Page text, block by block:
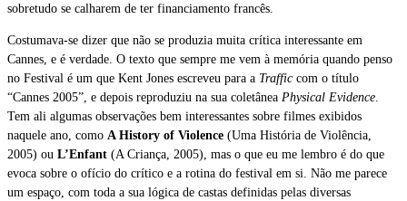
sobretudo se calharem de ter financiamento francês.
Costumava-se dizer que não se produzia muita crítica interessante em
Cannes, e é verdade. O texto que sempre me vem à memória quando penso
no Festival é um que Kent Jones escreveu para a Traffic com o título
“Cannes 2005”, e depois reproduziu na sua coletânea Physical Evidence
Tem ali algumas observações bem interessantes sobre filmes exibidos
naquele ano, como A History of Violence (Uma História de Violência,
2005) ou L’Enfant (A Criança, 2005), mas o que eu me lembro é do que
evoca sobre o ofício do crítico e a rotina do festival em si. Não me parece
um espaço, com toda a sua lógica de castas definidas pelas diversas